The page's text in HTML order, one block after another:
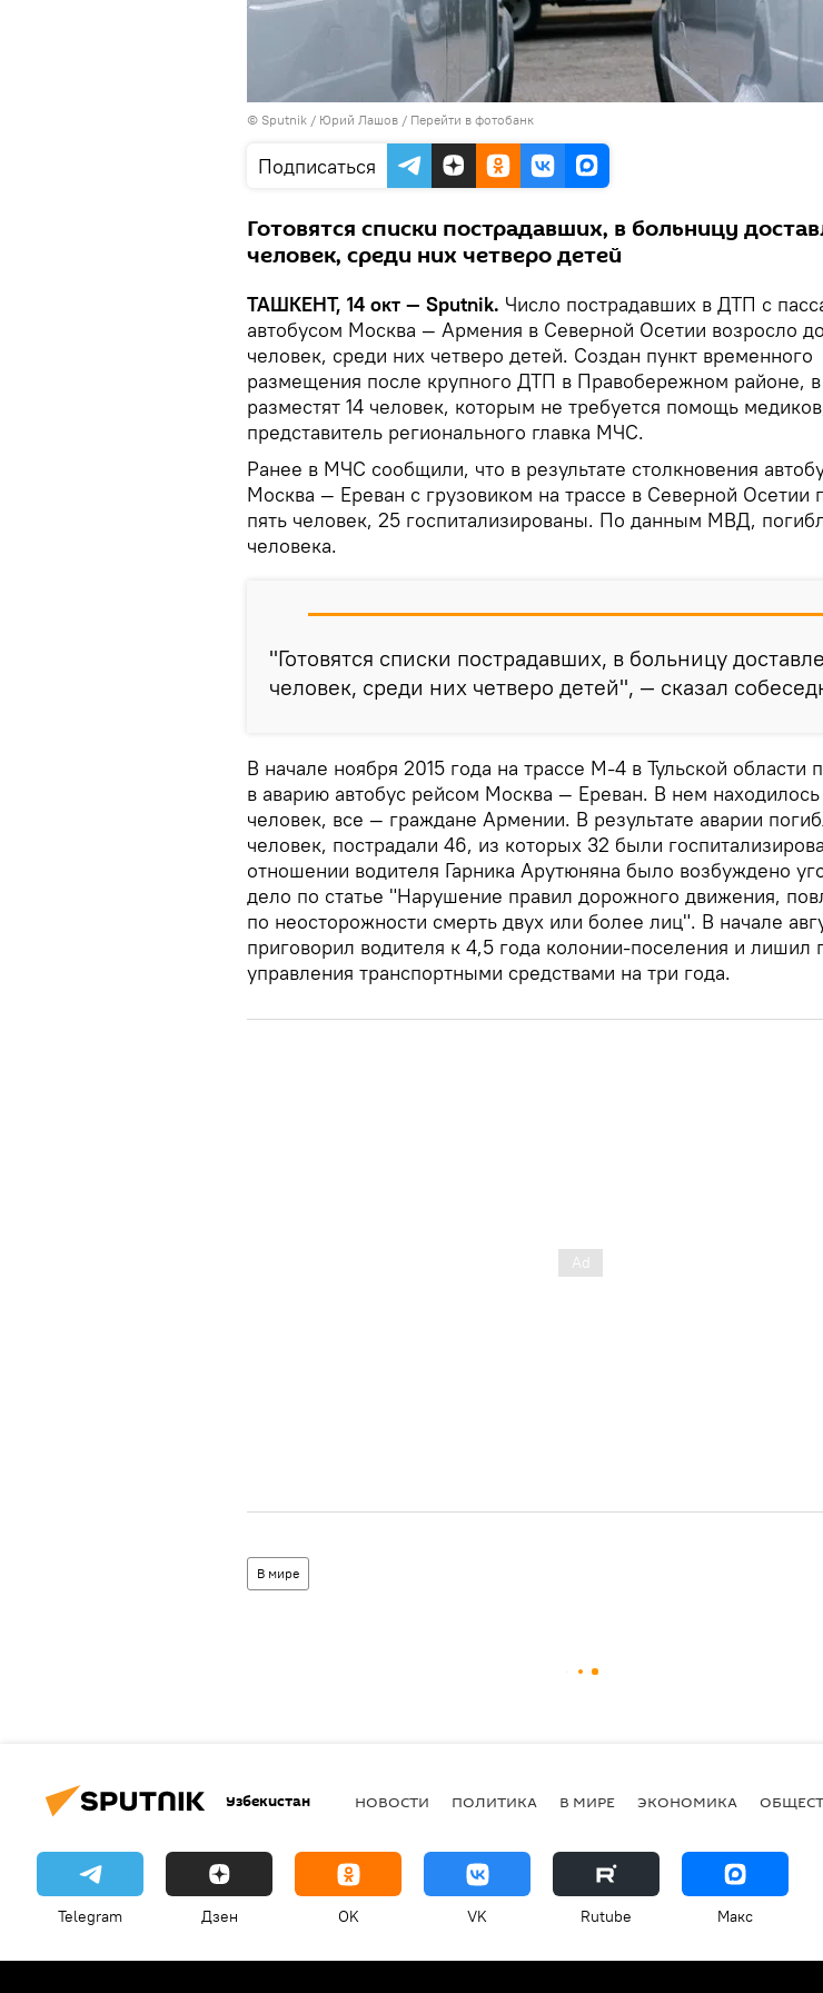
© Sputnik / Юрий Лашов / Перейти в фотобанк
Подписаться
Готовятся списки пострадавших, в больницу
человек, среди них четверо детей
ТАШКЕНТ, 14 окт — Sputnik. Число пострадавших в ДТП с
автобусом Москва — Армения в Северной Осетии возросло
человек, среди них четверо детей. Создан пункт временного
размещения после крупного ДТП в Правобережном районе,
разместят 14 человек, которым не требуется помощь
представитель регионального главка МЧС.
Ранее в МЧС сообщили, что в результате столкновения
Москва — Ереван с грузовиком на трассе в Северной Осетии
пять человек, 25 госпитализированы. По данным МВД,
человека.
"Готовятся списки пострадавших, в больницу
человек, среди них четверо детей", — сказал
В начале ноября 2015 года на трассе М-4 в Тульской области
в аварию автобус рейсом Москва — Ереван. В нем
человек, все — граждане Армении. В результате аварии
человек, пострадали 46, из которых 32 были
отношении водителя Гарника Арутюняна было возбуждено
дело по статье "Нарушение правил дорожного движения,
по неосторожности смерть двух или более лиц". В начале
приговорил водителя к 4,5 года колонии-поселения и лишил
управления транспортными средствами на три года.
В мире
Узбекистан НОВОСТИ ПОЛИТИКА В МИРЕ ЭКОНОМИКА
Telegram Дзен OK VK Rutube Макс